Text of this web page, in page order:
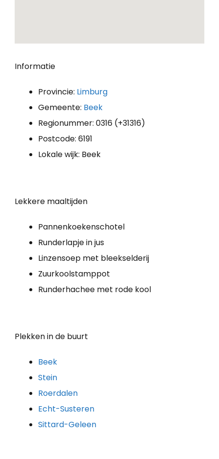
Informatie
Provincie: Limburg
Gemeente: Beek
Regionummer: 0316 (+31316)
Postcode: 6191
Lokale wijk: Beek
Lekkere maaltijden
Pannenkoekenschotel
Runderlapje in jus
Linzensoep met bleekselderij
Zuurkoolstamppot
Runderhachee met rode kool
Plekken in de buurt
Beek
Stein
Roerdalen
Echt-Susteren
Sittard-Geleen